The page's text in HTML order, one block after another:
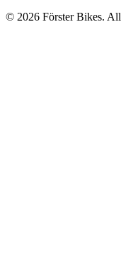
© 2026 Förster Bikes.